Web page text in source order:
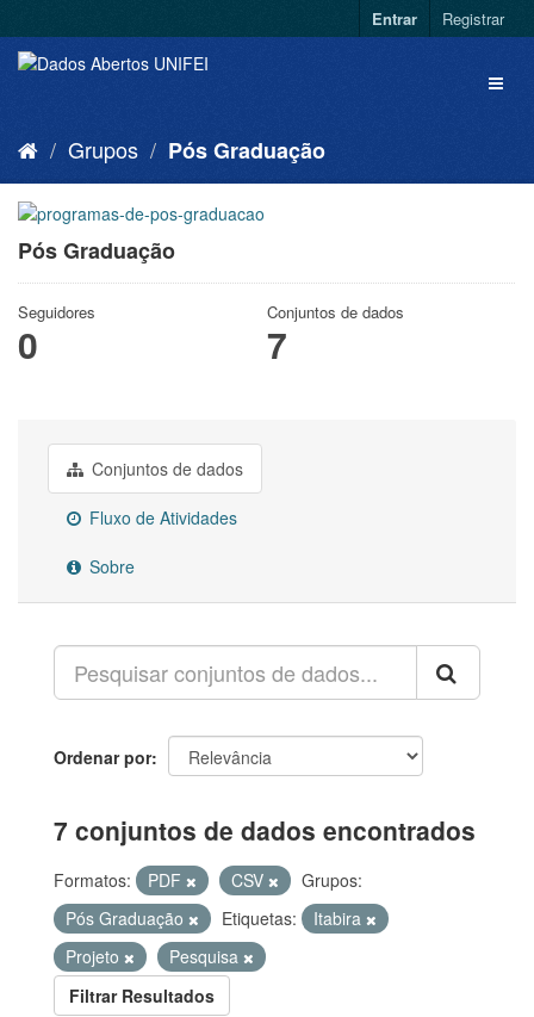
Entrar Registrar
Grupos Pós Graduação
Pós Graduação
Seguidores
0
Conjuntos de dados
7
Conjuntos de dados
Fluxo de Atividades
Sobre
Ordenar por
7 conjuntos de dados encontrados
Formatos: PDF CSV
Grupos:
Pós Graduação
Etiquetas:
Itabira
Projeto
Pesquisa
Filtrar Resultados